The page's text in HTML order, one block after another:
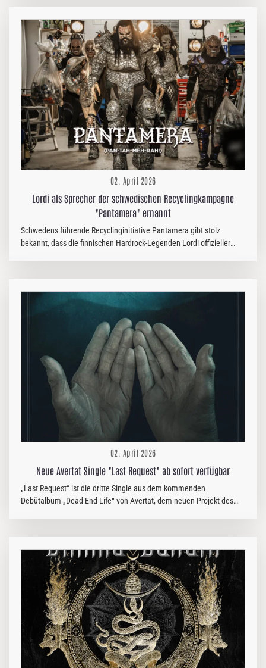
Beobachtungen eindrücklich zu vermitteln. Für „Impending
Doom“ arbeiteten Nervosa erneut mit Martin Furia von den
deutschen Thrash-Legenden Destruction zusammen, wodurch sie
Old-School-Power mit einem modernen Touch verbinden – ein
dominanter Blick in die Zukunft. Das zugehörige Album Slave…
02. April 2026
Lordi als Sprecher der schwedischen Recyclingkampagne
"Pantamera" ernannt
Schwedens führende Recyclinginitiative Pantamera gibt stolz
bekannt, dass die finnischen Hardrock-Legenden Lordi offizieller
Lordi-Single und einem Video mit dem Titel „Pantamera (PAN-TAH-
MEH-RAH!)“ begleitet. Bekannt für ihre imposanten Bühnenauftritte,
ihre theatralische Bühnenpräsenz und ihre Erfolge beim Eurovision
Song Contest, widmen sich Lordi nun der Nachhaltigkeit und bringen
ihre unverkennbare Shock-Rock-Energie in eine der wirkungsvollsten
02. April 2026
Neue Avertat Single "Last Request" ab sofort verfügbar
„Last Request“ ist die dritte Single aus dem kommenden
Debütalbum „Dead End Life“ von Avertat, dem neuen Projekt des
bedeutete dies nicht das Ende seiner musikalischen Reise. Im
Gegenteil, es eröffnete ihm den nötigen Raum für einen kreativen
Neuanfang – oder besser gesagt, eine Rückkehr zum Kern dessen,
was ihn schon immer am Metal fasziniert hatte. Mit Avertat knüpft
der Musiker aus Thüringen wieder an seine Wurzeln und den
ganzheitlichen Songwriting-Ansatz an,…